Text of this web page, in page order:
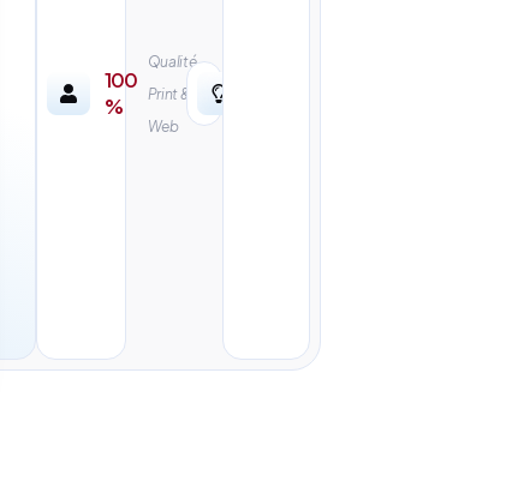
100
%
Qualité
Print &
Web